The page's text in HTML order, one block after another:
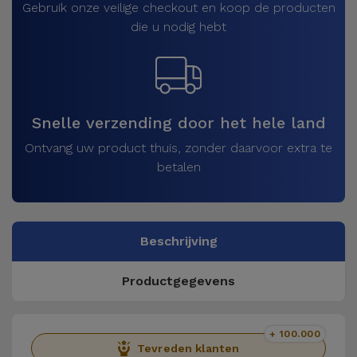
Gebruik onze veilige checkout en koop de producten
die u nodig hebt
Snelle verzending door het hele land
Ontvang uw product thuis, zonder daarvoor extra te
betalen
Beschrijving
Productgegevens
Tevreden klanten
+ 100.000